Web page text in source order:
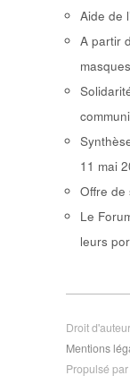
Aide de
A partir
masques
11 mai
Offre de
Le
leurs
Droit
Mentions
Propulsé